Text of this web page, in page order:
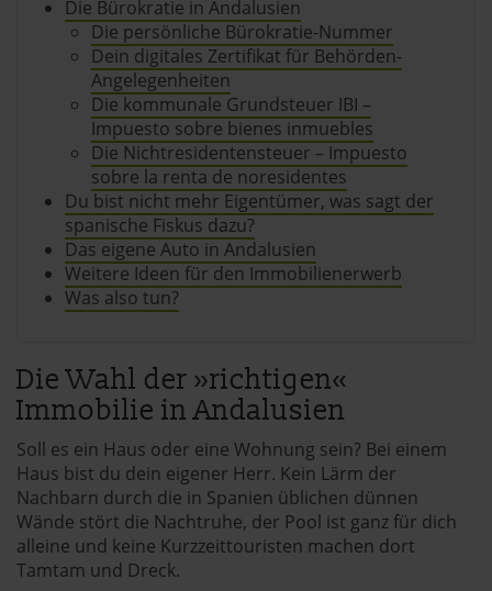
Die Bürokratie in Andalusien
Die persönliche Bürokratie-Nummer
Dein digitales Zertifikat für Behörden-
Angelegenheiten
Die kommunale Grundsteuer IBI –
Impuesto sobre bienes inmuebles
Die Nichtresidentensteuer – Impuesto
sobre la renta de noresidentes
Du bist nicht mehr Eigentümer, was sagt der
spanische Fiskus dazu?
Das eigene Auto in Andalusien
Weitere Ideen für den Immobilienerwerb
Was also tun?
Die Wahl der »richtigen«
Immobilie in Andalusien
Soll es ein Haus oder eine Wohnung sein? Bei einem
Haus bist du dein eigener Herr. Kein Lärm der
Nachbarn durch die in Spanien üblichen dünnen
Wände stört die Nachtruhe, der Pool ist ganz für dich
alleine und keine Kurzzeittouristen machen dort
Tamtam und Dreck.